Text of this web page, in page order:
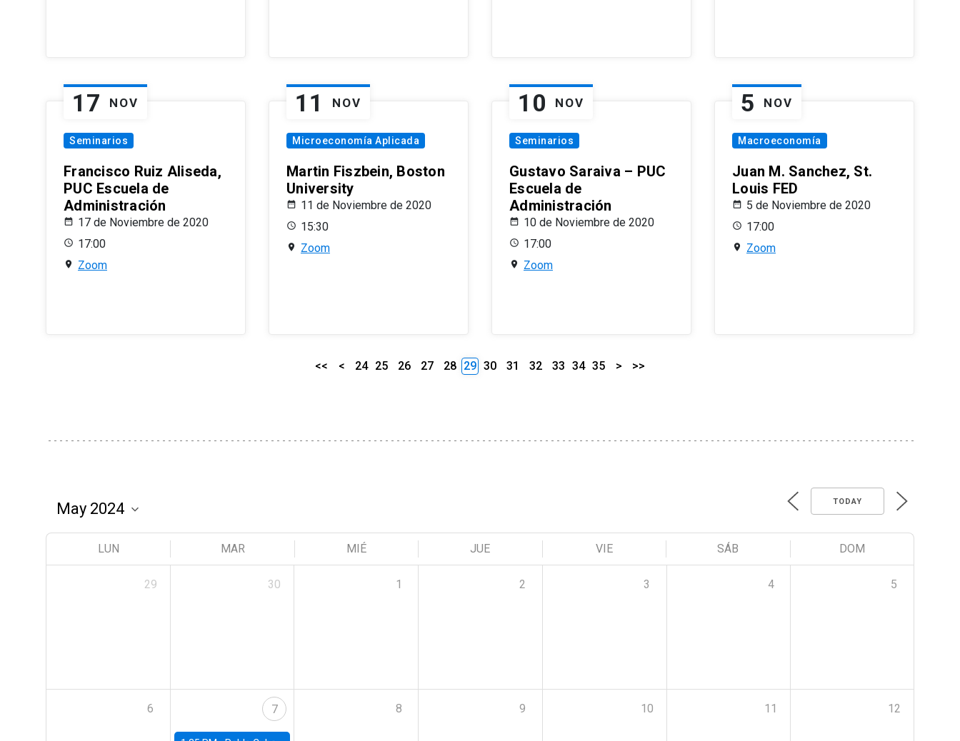
17 NOV
Seminarios
Francisco Ruiz Aliseda,
PUC Escuela de
Administración
17 de Noviembre de 2020
17:00
Zoom
11 NOV
Microeconomía Aplicada
Martin Fiszbein, Boston
University
11 de Noviembre de 2020
15:30
Zoom
10 NOV
Seminarios
Gustavo Saraiva – PUC
Escuela de
Administración
10 de Noviembre de 2020
17:00
Zoom
5 NOV
Macroeconomía
Juan M. Sanchez, St.
Louis FED
5 de Noviembre de 2020
17:00
Zoom
<< < 24 25 26 27 28 29 30 31 32 33 34 35 > >>
TODAY
LUN MAR MIÉ JUE VIE SÁB DOM
29 30 1 2 3 4 5
6 7 8 9 10 11 12